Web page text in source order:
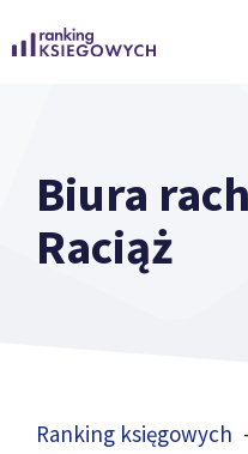
do
Biura
Raciąż
Ranking księgowych